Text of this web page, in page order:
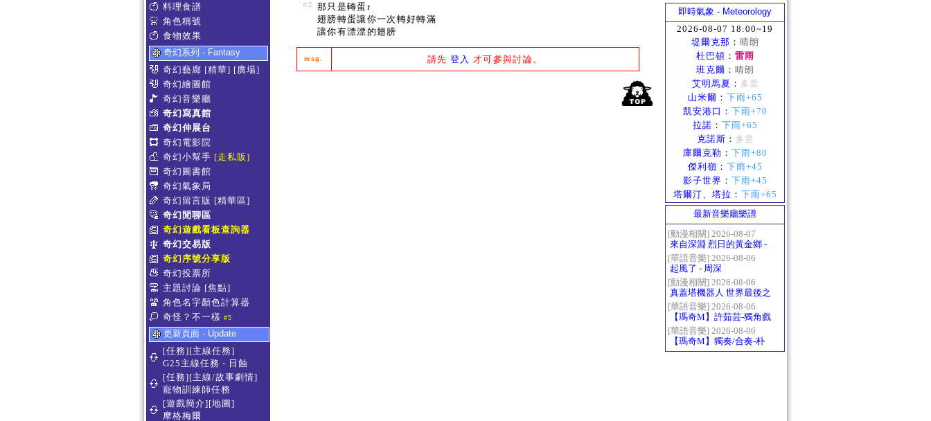
料理食譜
角色稱號
食物效果
奇幻系列 - Fantasy
奇幻藝廊 [精華] [廣場]
奇幻繪圖館
奇幻音樂廳
奇幻寫真館
奇幻伸展台
奇幻電影院
奇幻小幫手 [走私販]
奇幻圖書館
奇幻氣象局
奇幻留言版 [精華區]
奇幻閒聊區
奇幻遊戲看板查詢器
奇幻交易版
奇幻序號分享版
奇幻投票所
主題討論 [焦點]
角色名字顏色計算器
奇怪？不一樣 #5
更新頁面 - Update
[任務][主線任務]
G25主線任務 - 日蝕
[任務][主線/故事劇情]
寵物訓練師任務
[遊戲簡介][地圖]
摩格梅爾
#2
那只是轉蛋r
翅膀轉蛋讓你一次轉好轉滿
讓你有漂漂的翅膀
msg. 請先 登入 才可參與討論。
即時氣象 - Meteorology
2026-08-07 18:00~19
堤爾克那 ： 晴朗
杜巴頓 ： 雷雨
班克爾 ： 晴朗
艾明馬夏 ： 多雲
山米爾 ： 下雨+65
凱安港口 ： 下雨+70
拉諾 ： 下雨+65
克諾斯 ： 多雲
庫爾克勒 ： 下雨+80
傑利嶺 ： 下雨+45
影子世界 ： 下雨+45
塔爾汀、塔拉 ： 下雨+65
最新音樂廳樂譜
[動漫相關] 2026-08-07
來自深淵 烈日的黃金鄉 -
Gravity
[華語音樂] 2026-08-06
起風了 - 周深
[動漫相關] 2026-08-06
真蓋塔機器人 世界最後之
日OP2 HEATS
[華語音樂] 2026-08-06
【瑪奇M】許茹芸-獨角戲
[華語音樂] 2026-08-06
【瑪奇M】獨奏/合奏-朴
樹-那些花兒